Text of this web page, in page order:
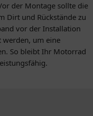
der Montage sollte die
Dirt und Rückstände zu
vor der Installation
werden, um eine
So bleibt Ihr Motorrad